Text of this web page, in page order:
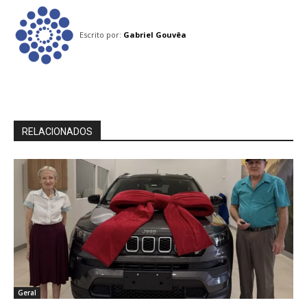
Escrito por: Gabriel Gouvêa
RELACIONADOS
Geral